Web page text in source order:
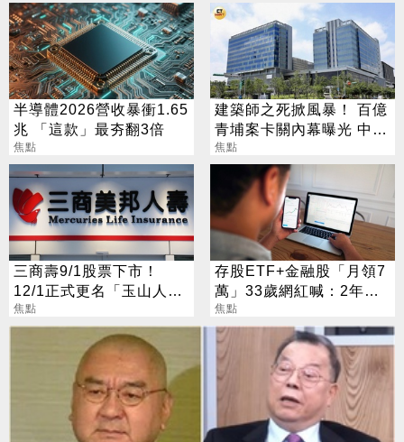
半導體2026營收暴衝1.65
兆 「這款」最夯翻3倍
焦點
建築師之死掀風暴！ 百億
青埔案卡關內幕曝光 中
央、地方互踢皮球
焦點
三商壽9/1股票下市！
12/1正式更名「玉山人
壽」
焦點
存股ETF+金融股「月領7
萬」33歲網紅喊：2年內
要退休
焦點